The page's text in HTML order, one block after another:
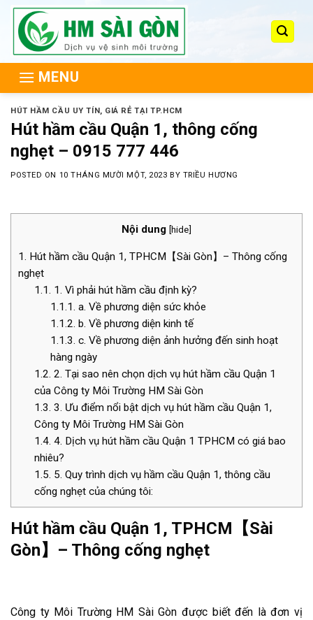
Skip
content
MENU
HÚT HẦM CẦU UY TÍN, GIÁ RẺ TẠI TP.HCM
Hút hầm cầu Quận 1, thông cống
nghẹt – 0915 777 446
POSTED ON 10 THÁNG MƯỜI MỘT, 2023 BY TRIỀU HƯƠNG
Nội dung [hide]
1. Hút hầm cầu Quận 1, TPHCM【Sài Gòn】– Thông cống
nghẹt
1.1. 1. Vì phải hút hầm cầu định kỳ?
1.1.1. a. Về phương diện sức khỏe
1.1.2. b. Về phương diện kinh tế
1.1.3. c. Về phương diện ảnh hưởng đến sinh hoạt
hàng ngày
1.2. 2. Tại sao nên chọn dịch vụ hút hầm cầu Quận 1
của Công ty Môi Trường HM Sài Gòn
1.3. 3. Ưu điểm nổi bật dịch vụ hút hầm cầu Quận 1,
Công ty Môi Trường HM Sài Gòn
1.4. 4. Dịch vụ hút hầm cầu Quận 1 TPHCM có giá bao
nhiêu?
1.5. 5. Quy trình dịch vụ hầm cầu Quận 1, thông cầu
cống nghẹt của chúng tôi:
Hút hầm cầu Quận 1, TPHCM【Sài
Gòn】– Thông cống nghẹt
Công ty Môi Trường HM Sài Gòn được biết đến là đơn vị